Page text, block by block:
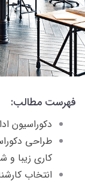
فهرست مطالب:
دکوراسیون
طراحی
کاری زیبا و
انتخاب